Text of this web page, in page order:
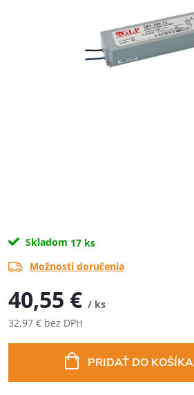
Skladom 17 ks
Možnosti doručenia
40,55 € / ks
32,97 € bez DPH
PRIDAŤ DO KOŠÍKA